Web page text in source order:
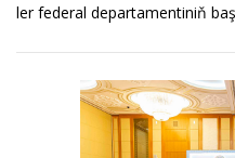
ler fe­de­ral de­par­ta­men­ti­niň